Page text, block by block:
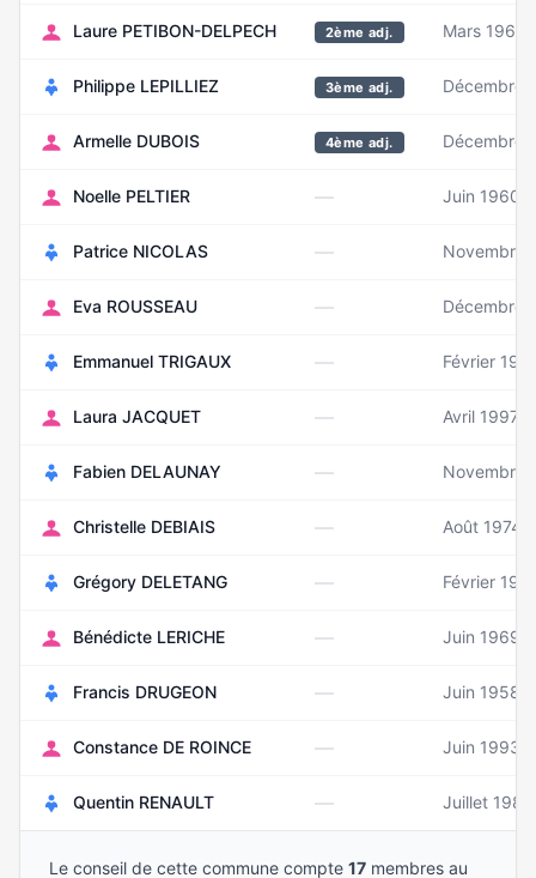
Laure PETIBON-DELPECH 2ème adj. Mars 1963
Philippe LEPILLIEZ 3ème adj. Décembre
Armelle DUBOIS 4ème adj. Décembre
Noelle PELTIER — Juin 1960
Patrice NICOLAS — Novembre
Eva ROUSSEAU — Décembre
Emmanuel TRIGAUX — Février
Laura JACQUET — Avril 1997
Fabien DELAUNAY — Novembre
Christelle DEBIAIS — Août 1974
Grégory DELETANG — Février
Bénédicte LERICHE — Juin 1969
Francis DRUGEON — Juin 1958
Constance DE ROINCE — Juin 1993
Quentin RENAULT — Juillet 1984
Le conseil de cette commune compte 17 membres au